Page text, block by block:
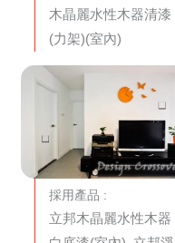
木晶麗水性木器清漆
(力架)(室內)
採用產品 :
立邦木晶麗水性木器